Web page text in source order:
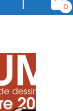
0